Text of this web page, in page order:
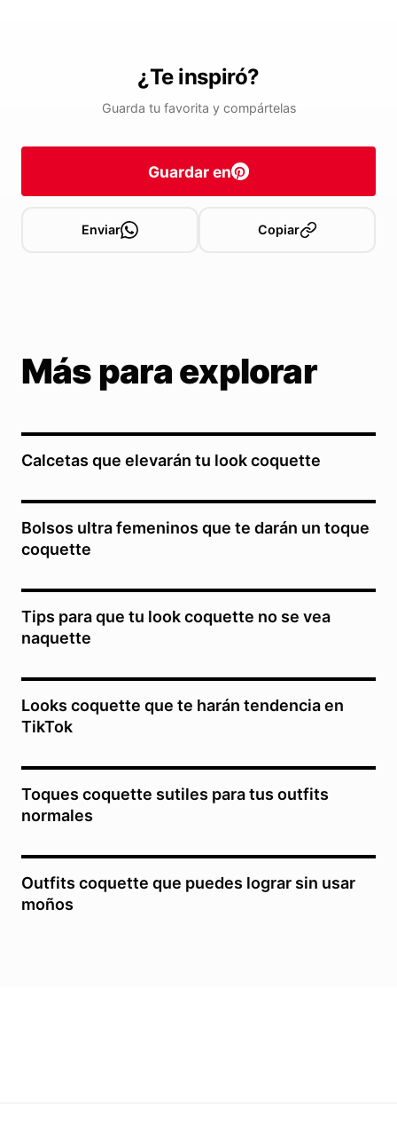
¿Te inspiró?
Guarda tu favorita y compártelas
Guardar en
Enviar Copiar
Más para explorar
Calcetas que elevarán tu look coquette
Bolsos ultra femeninos que te darán un toque
coquette
Tips para que tu look coquette no se vea
naquette
Looks coquette que te harán tendencia en
TikTok
Toques coquette sutiles para tus outfits
normales
Outfits coquette que puedes lograr sin usar
moños